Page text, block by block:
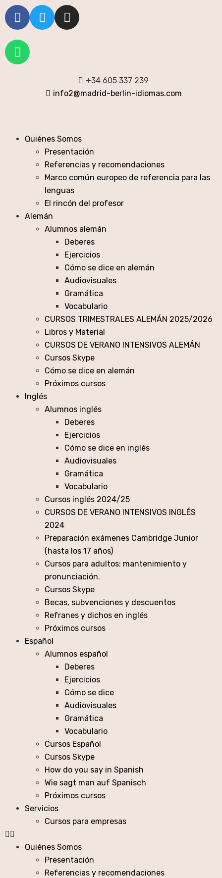
+34 605 337 239
info2@madrid-berlin-idiomas.com
Quiénes Somos
Presentación
Referencias y recomendaciones
Marco común europeo de referencia para las
lenguas
El rincón del profesor
Alemán
Alumnos alemán
Deberes
Ejercicios
Cómo se dice en alemán
Audiovisuales
Gramática
Vocabulario
CURSOS TRIMESTRALES ALEMÁN 2025/2026
Libros y Material
CURSOS DE VERANO INTENSIVOS ALEMÁN
Cursos Skype
Cómo se dice en alemán
Próximos cursos
Inglés
Alumnos inglés
Deberes
Ejercicios
Cómo se dice en inglés
Audiovisuales
Gramática
Vocabulario
Cursos inglés 2024/25
CURSOS DE VERANO INTENSIVOS INGLÉS
2024
Preparación exámenes Cambridge Junior
(hasta los 17 años)
Cursos para adultos: mantenimiento y
pronunciación.
Cursos Skype
Becas, subvenciones y descuentos
Refranes y dichos en inglés
Próximos cursos
Español
Alumnos español
Deberes
Ejercicios
Cómo se dice
Audiovisuales
Gramática
Vocabulario
Cursos Español
Cursos Skype
How do you say in Spanish
Wie sagt man auf Spanisch
Próximos cursos
Servicios
Cursos para empresas
Quiénes Somos
Presentación
Referencias y recomendaciones